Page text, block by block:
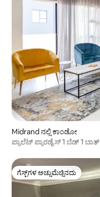
Midrand ನಲ್ಲಿ ಕಾಂಡೋ
ಪ್ಯಾಲೆಟ್ ಪ್ಯಾರಡೈಸ್ 1 ಬೆಡ್ 1 ಬಾತ್
ಗೆಸ್ಟ್‌ಗಳ ಅಚ್ಚುಮೆಚ್ಚಿನದು
ಗೆಸ್ಟ್‌ಗಳ ಅಚ್ಚುಮೆಚ್ಚಿನದು